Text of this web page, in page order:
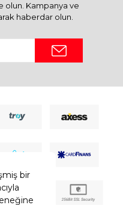
bir
Kampanya ve
haberdar olun.